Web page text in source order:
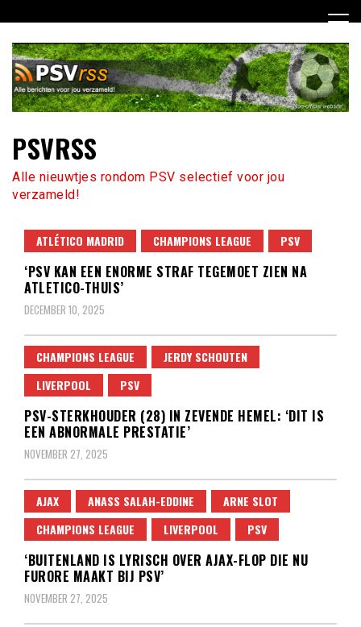
naar
inhoud
PSVRSS
Alle nieuwtjes rondom PSV selectief voor jou
verzameld!
ATLÉTICO MADRID CHAMPIONS LEAGUE PSV
‘PSV KAN EEN ENORME STRAF TEGEMOET ZIEN NA
ATLETICO-THUIS’
DECEMBER 10, 2025
CHAMPIONS LEAGUE
JERDY SCHOUTEN
LIVERPOOL
PSV
PSV-STERKHOUDER (28) IN ZEVENDE HEMEL: ‘DIT IS
EEN ABNORMALE PRESTATIE’
NOVEMBER 27, 2025
AJAX ANASS SALAH-EDDINE
ARNE SLOT
CHAMPIONS LEAGUE
LIVERPOOL PSV
‘BUITENLAND IS LYRISCH OVER AJAX-FLOP DIE NU
FURORE MAAKT BIJ PSV’
NOVEMBER 27, 2025